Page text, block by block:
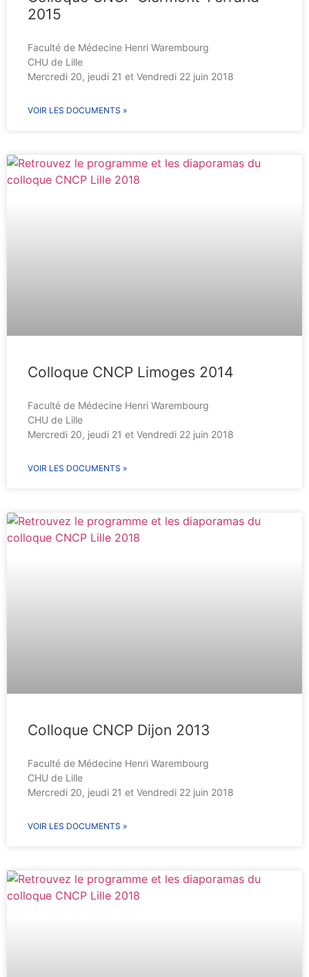
2015
Faculté de Médecine Henri Warembourg
CHU de Lille
Mercredi 20, jeudi 21 et Vendredi 22 juin 2018
VOIR LES DOCUMENTS »
Colloque CNCP Limoges 2014
Faculté de Médecine Henri Warembourg
CHU de Lille
Mercredi 20, jeudi 21 et Vendredi 22 juin 2018
VOIR LES DOCUMENTS »
Colloque CNCP Dijon 2013
Faculté de Médecine Henri Warembourg
CHU de Lille
Mercredi 20, jeudi 21 et Vendredi 22 juin 2018
VOIR LES DOCUMENTS »